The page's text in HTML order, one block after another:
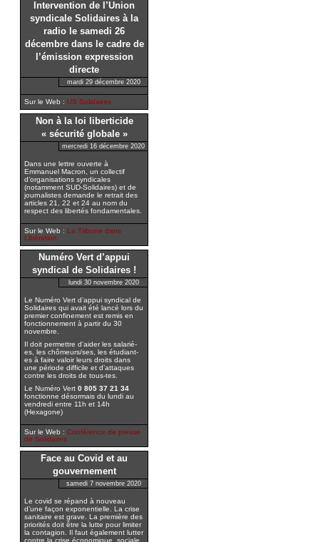
Intervention de l’Union
syndicale Solidaires à la
radio le samedi 26
décembre dans le cadre de
l’émission expression
directe
mardi 29 décembre 2020
Sur le Web : US Solidaires
Non à la loi liberticide
« sécurité globale »
mercredi 16 décembre 2020
Dans une lettre ouverte à
Emmanuel Macron, un collectif
d’organisations syndicales
(notamment SUD-Solidaires) et de
journalistes demande le retrait des
articles 21, 22 et 24 au nom du
respect des libertés fondamentales.
Sur le Web : La Tribune dans
Libération
Numéro Vert d’appui
syndical de Solidaires !
lundi 30 novembre 2020
Le Numéro Vert d’appui syndical de
Solidaires qui avait été lancé lors du
premier confinement est remis en
fonctionnement à partir du 30
novembre.
Il doit permettre d’aider les salarié-
es, les chômeurs/ses, les étudiant-
es à faire valoir leurs droits dans
une période difficile et d’attaques
contre les droits de tous-tes.
Le Numéro Vert 0 805 37 21 34
fonctionne désormais du lundi au
vendredi entre 11h et 14h
(Hexagone)
Sur le Web : Conférence de presse
de Solidaires
Face au Covid et au
gouvernement
samedi 7 novembre 2020
Le covid se répand à nouveau
d’une façon exponentielle. La crise
sanitaire est grave. La première des
priorités doit être la lutte pour limiter
la contagion. Il faut également lutter
contre la crise économique, sociale